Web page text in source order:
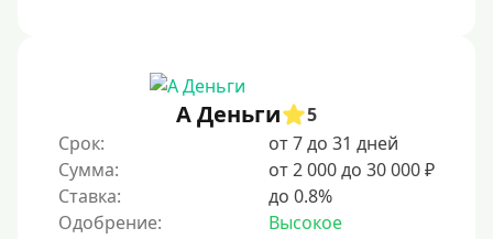
5 лет
Краткосрочные
Долгосрочные
А Деньги
5
Срок:
от 7 до 31 дней
Сумма:
от 2 000 до 30 000 ₽
Ставка:
до 0.8%
Одобрение:
Высокое